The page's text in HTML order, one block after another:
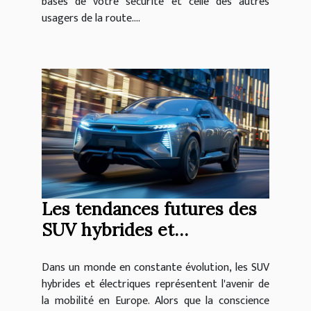
usagers de la route....
Les tendances futures des
SUV hybrides et
Dans un monde en constante évolution, les SUV
hybrides et électriques représentent l'avenir de
la mobilité en Europe. Alors que la conscience